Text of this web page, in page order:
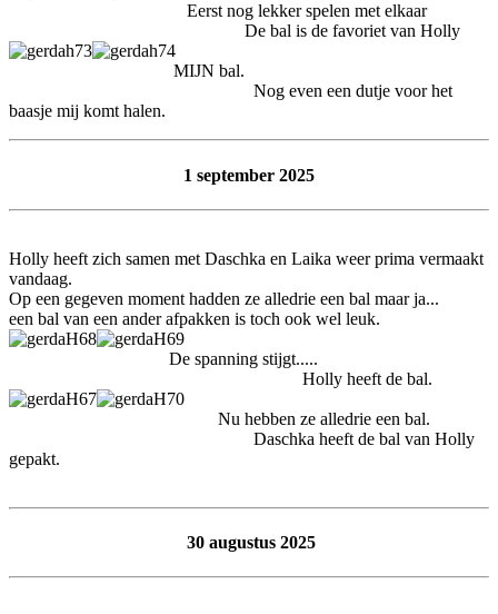
Eerst nog lekker spelen met elkaar
De bal is de favoriet van Holly
MIJN bal.
Nog even een dutje voor het
baasje mij komt halen.
1 september 2025
Holly heeft zich samen met Daschka en Laika weer prima vermaakt
vandaag.
Op een gegeven moment hadden ze alledrie een bal maar ja...
een bal van een ander afpakken is toch ook wel leuk.
De spanning stijgt.....
Holly heeft de bal.
Nu hebben ze alledrie een bal.
Daschka heeft de bal van Holly
gepakt.
30 augustus 2025